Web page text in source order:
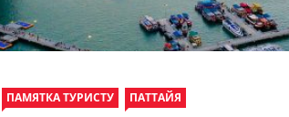
ПАМЯТКА ТУРИСТУ ПАТТАЙЯ